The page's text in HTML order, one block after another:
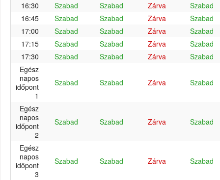
16:30 Szabad Szabad Zárva
Szabad
16:45
Szabad Szabad Zárva
Szabad
17:00
Szabad Szabad Zárva
Szabad
17:15
Szabad Szabad Zárva
Szabad
17:30
Szabad Szabad Zárva
Szabad
Egész
napos
időpont
1
Szabad Szabad Zárva Szabad
Egész
napos
időpont
2
Szabad Szabad Zárva Szabad
Egész
napos
időpont
3
Szabad Szabad Zárva Szabad